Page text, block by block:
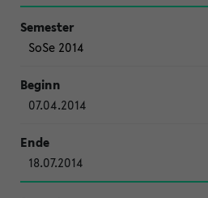
SoSe 2014
07.04.2014
18.07.2014